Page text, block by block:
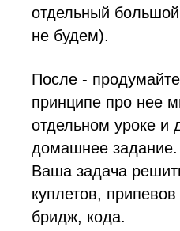
отдельный большой
не будем).
После - продумайте
принципе про нее
отдельном уроке и
домашнее задание.
Ваша задача
куплетов,
бридж, кода.